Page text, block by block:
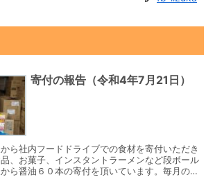
寄付の報告（令和4年7月21日）
ら社内フードドライブでの食材を寄付いただき
、お菓子、インスタントラーメンなど段ボール
ら醤油６０本の寄付を頂いています。毎月のご